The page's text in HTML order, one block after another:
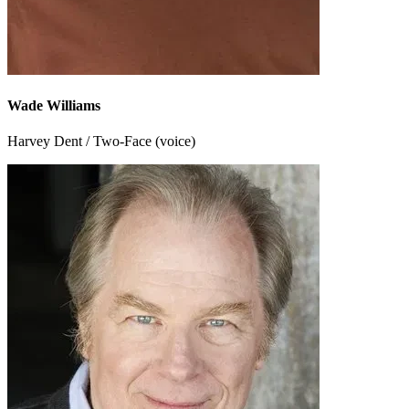
Wade Williams
Harvey Dent / Two-Face (voice)